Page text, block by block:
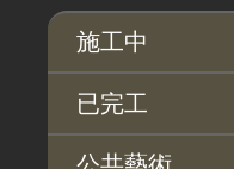
施工中
已完工